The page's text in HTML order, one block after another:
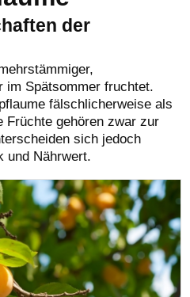
der
im Spätsommer fruchtet.
fälschlicherweise als
Früchte gehören zwar zur
sich jedoch
und Nährwert.